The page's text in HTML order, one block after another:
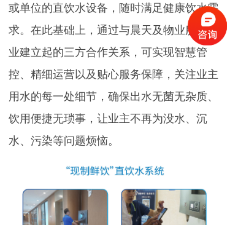
或单位的直饮水设备，随时满足健康饮水需
求。在此基础上，通过与晨天及物业服务企
业建立起的三方合作关系，可实现智慧管
控、精细运营以及贴心服务保障，关注业主
用水的每一处细节，确保出水无菌无杂质、
饮用便捷无琐事，让业主不再为没水、沉
水、污染等问题烦恼。